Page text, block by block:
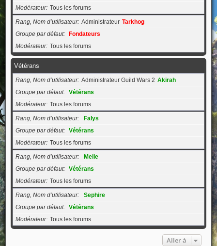
Modérateur Tous les forums
Rang, Nom d’utilisateur Administrateur Tarkhog
Groupe par défaut
Fondateurs
Modérateur Tous les forums
Vétérans
Rang, Nom d’utilisateur Administrateur Guild Wars 2 Akirah
Groupe par défaut
Vétérans
Modérateur Tous les forums
Rang, Nom d’utilisateur
Falys
Groupe par défaut
Vétérans
Modérateur Tous les forums
Rang, Nom d’utilisateur
Melie
Groupe par défaut
Vétérans
Modérateur Tous les forums
Rang, Nom d’utilisateur
Sephire
Groupe par défaut
Vétérans
Modérateur Tous les forums
Aller à